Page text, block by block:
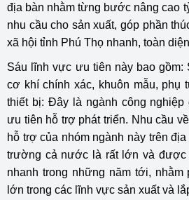
địa bàn nhằm từng bước nâng cao
nhu cầu cho sản xuất, góp phần
xã hội tỉnh Phú Thọ nhanh, toàn
Sáu lĩnh vực ưu tiên này bao gồm:
cơ khí chính xác, khuôn mẫu, phụ
thiết bị: Đây là ngành công
ưu tiên hỗ trợ phát triển. Nhu cầu
hỗ trợ của nhóm ngành này trên
trường cả nước là rất lớn và được
nhanh trong những năm tới,
lớn trong các lĩnh vực sản xuất và